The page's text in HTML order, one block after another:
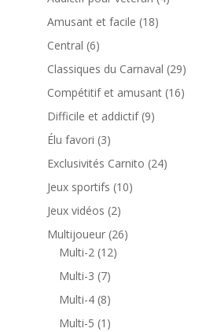
Amusant et facile 1818
Central 66
produits
Classiques du Carnaval 2929
produits
Compétitif et amusant 1616
Difficile et addictif 99
Élu favori 33
produits
Exclusivités Carnito 2424
Jeux sportifs 1010
Jeux vidéos 22
produits
Multijoueur 2626
Multi-2 1212
Multi-3 77
produits
Multi-4 88
produits
Multi-5 1 1